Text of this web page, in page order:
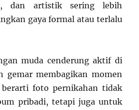
dan artistik sering lebih
gaya formal atau terlalu
muda cenderung aktif di
gemar membagikan momen
foto pernikahan tidak
pribadi, tetapi juga untuk